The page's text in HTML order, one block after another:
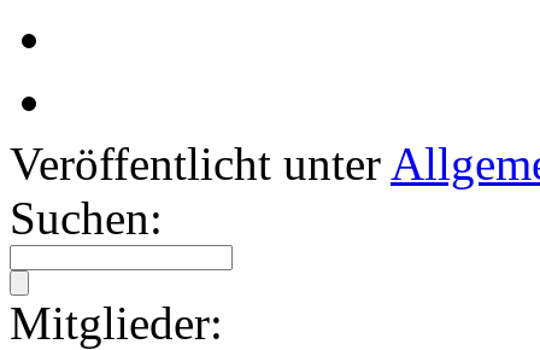
Veröffentlicht unter
Suchen:
Mitglieder: